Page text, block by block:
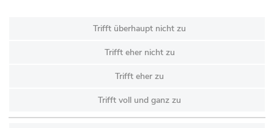
Trifft überhaupt nicht zu
Trifft eher nicht zu
Trifft eher zu
Trifft voll und ganz zu